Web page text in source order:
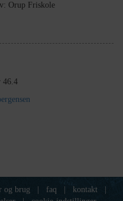
Orup Friskole
46.4
og brug faq kontakt